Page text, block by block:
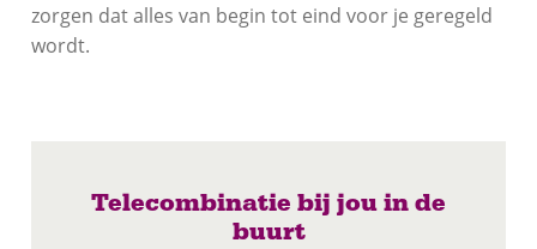
zorgen dat alles van begin tot eind voor je geregeld
wordt.
Telecombinatie bij jou in de
buurt